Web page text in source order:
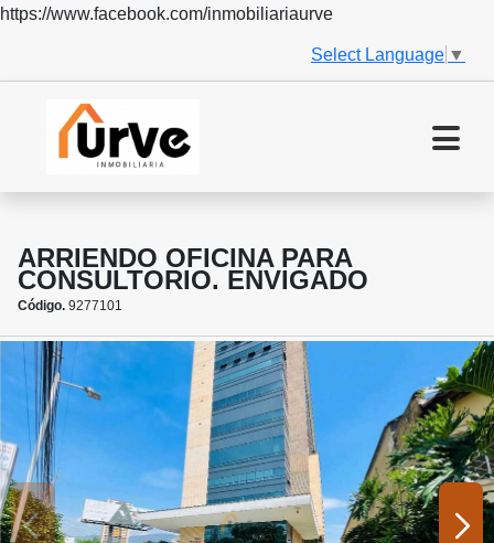
https://www.facebook.com/inmobiliariaurve
Select Language ▼
ARRIENDO OFICINA PARA
CONSULTORIO. ENVIGADO
Código. 9277101